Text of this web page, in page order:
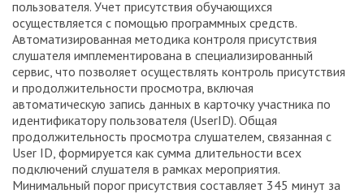
пользователя. Учет присутствия обучающихся
осуществляется с помощью программных средств.
Автоматизированная методика контроля присутствия
слушателя имплементирована в специализированный
сервис, что позволяет осуществлять контроль присутствия
и продолжительности просмотра, включая
автоматическую запись данных в карточку участника по
идентификатору пользователя (UserID). Общая
продолжительность просмотра слушателем, связанная с
User ID, формируется как сумма длительности всех
подключений слушателя в рамках мероприятия.
Минимальный порог присутствия составляет 345 минут за